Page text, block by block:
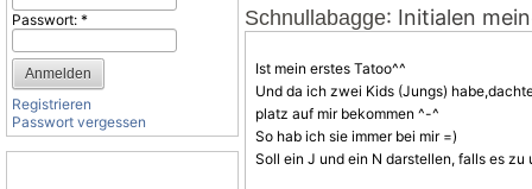
Passwort: *
Registrieren
Passwort vergessen
Schnullabagge: Initialen
Ist mein erstes Tatoo^^
Und da ich zwei Kids (Jungs)
platz auf mir bekommen ^-^
So hab ich sie immer bei mir =)
Soll ein J und ein N darstellen, falls es